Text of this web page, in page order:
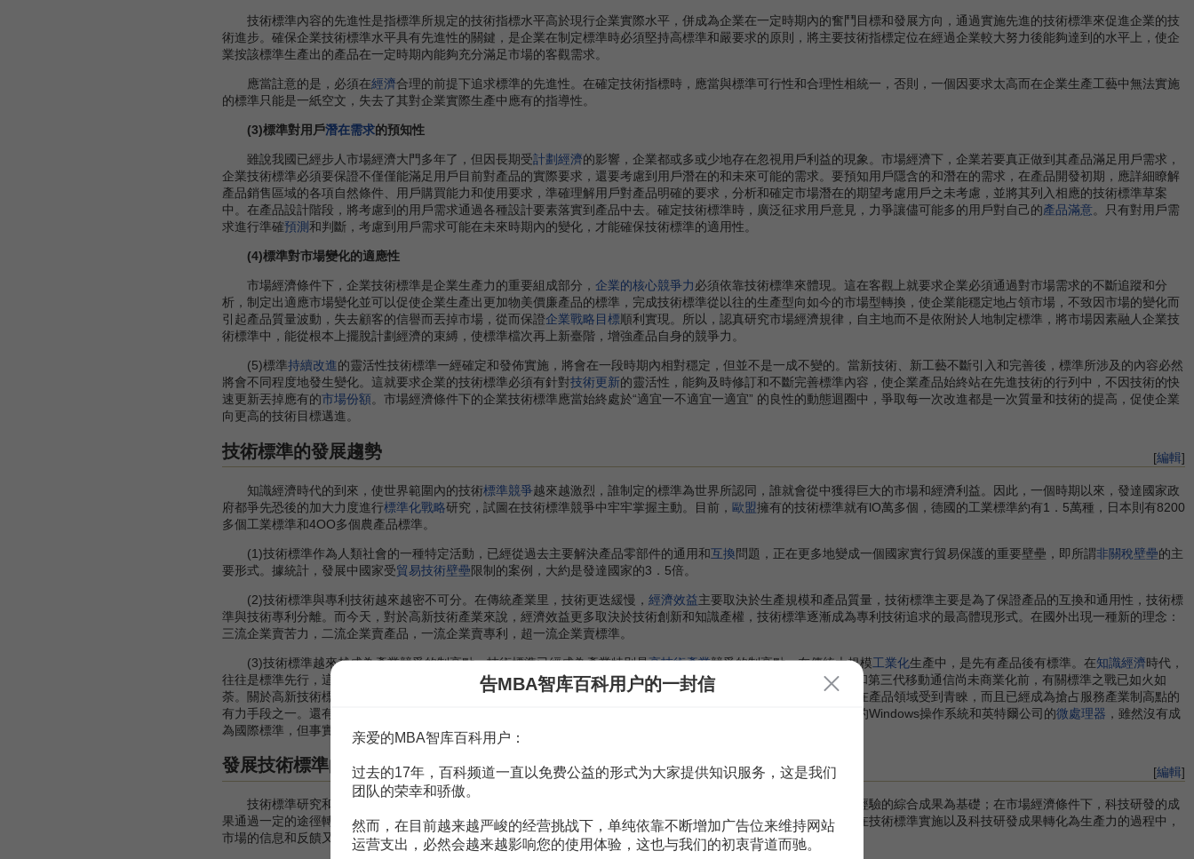
技術標準內容的先進性是指標準所規定的技術指標水平高於現行企業實際水平，併成為企業在一定時期內的奮鬥目標和發展方向，通過實施先進的技術標準來促進企業的技
術進步。確保企業技術標準水平具有先進性的關鍵，是企業在制定標準時必須堅持高標準和嚴要求的原則，將主要技術指標定位在經過企業較大努力後能夠達到的水平上，使企
業按該標準生產出的產品在一定時期內能夠充分滿足市場的客觀需求。
應當註意的是，必須在經濟合理的前提下追求標準的先進性。在確定技術指標時，應當與標準可行性和合理性相統一，否則，一個因要求太高而在企業生產工藝中無法實施
的標準只能是一紙空文，失去了其對企業實際生產中應有的指導性。
(3)標準對用戶潛在需求的預知性
雖說我國已經步人市場經濟大門多年了，但因長期受計劃經濟的影響，企業都或多或少地存在忽視用戶利益的現象。市場經濟下，企業若要真正做到其產品滿足用戶需求，
企業技術標準必須要保證不僅僅能滿足用戶目前對產品的實際要求，還要考慮到用戶潛在的和未來可能的需求。要預知用戶隱含的和潛在的需求，在產品開發初期，應詳細瞭解
產品銷售區域的各項自然條件、用戶購買能力和使用要求，準確理解用戶對產品明確的要求，分析和確定市場潛在的期望考慮用戶之未考慮，並將其列入相應的技術標準草案
中。在產品設計階段，將考慮到的用戶需求通過各種設計要素落實到產品中去。確定技術標準時，廣泛征求用戶意見，力爭讓儘可能多的用戶對自己的產品滿意。只有對用戶需
求進行準確預測和判斷，考慮到用戶需求可能在未來時期內的變化，才能確保技術標準的適用性。
(4)標準對市場變化的適應性
市場經濟條件下，企業技術標準是企業生產力的重要組成部分， 企業的核心競爭力必須依靠技術標準來體現。這在客觀上就要求企業必須通過對市場需求的不斷追蹤和分
析，制定出適應市場變化並可以促使企業生產出更加物美價廉產品的標準，完成技術標準從以往的生產型向如今的市場型轉換，使企業能穩定地占領市場，不致因市場的變化而
引起產品質量波動，失去顧客的信譽而丟掉市場，從而保證企業戰略目標順利實現。所以，認真研究市場經濟規律，自主地而不是依附於人地制定標準，將市場因素融人企業技
術標準中，能從根本上擺脫計劃經濟的束縛，使標準檔次再上新臺階，增強產品自身的競爭力。
(5)標準持續改進的靈活性技術標準一經確定和發佈實施，將會在一段時期內相對穩定，但並不是一成不變的。當新技術、新工藝不斷引入和完善後，標準所涉及的內容必然
將會不同程度地發生變化。這就要求企業的技術標準必須有針對技術更新的靈活性，能夠及時修訂和不斷完善標準內容，使企業產品始終站在先進技術的行列中，不因技術的快
速更新丟掉應有的市場份額。市場經濟條件下的企業技術標準應當始終處於“適宜一不適宜一適宜” 的良性的動態迴圈中，爭取每一次改進都是一次質量和技術的提高，促使企業
向更高的技術目標邁進。
[編輯]
技術標準的發展趨勢
知識經濟時代的到來，使世界範圍內的技術標準競爭越來越激烈，誰制定的標準為世界所認同，誰就會從中獲得巨大的市場和經濟利益。因此，一個時期以來，發達國家政
府都爭先恐後的加大力度進行標準化戰略研究，試圖在技術標準競爭中牢牢掌握主動。目前， 歐盟擁有的技術標準就有lO萬多個，德國的工業標準約有1．5萬種，日本則有8200
多個工業標準和4OO多個農產品標準。
(1)技術標準作為人類社會的一種特定活動，已經從過去主要解決產品零部件的通用和互換問題，正在更多地變成一個國家實行貿易保護的重要壁壘，即所謂非關稅壁壘的主
要形式。據統計，發展中國家受貿易技術壁壘限制的案例，大約是發達國家的3．5倍。
(2)技術標準與專利技術越來越密不可分。在傳統產業里，技術更迭緩慢， 經濟效益主要取決於生產規模和產品質量，技術標準主要是為了保證產品的互換和通用性，技術標
準與技術專利分離。而今天，對於高新技術產業來說，經濟效益更多取決於技術創新和知識產權，技術標準逐漸成為專利技術追求的最高體現形式。在國外出現一種新的理念：
三流企業賣苦力，二流企業賣產品，一流企業賣專利，超一流企業賣標準。
(3)技術標準越來越成為產業競爭的制高點。技術標準已經成為產業特別是高技術產業競爭的制高點。在傳統大規模工業化生產中，是先有產品後有標準。在知識經濟時代，
往往是標準先行，這在高技術產業領域表現猶為明顯。例如，在互聯網應用前就先有了IP協議。在高清晰度彩色電視和第三代移動通信尚未商業化前，有關標準之戰已如火如
荼。關於高新技術標準的競爭，說到底是對未來產品、未來市場和國家經濟利益的競爭。正因為如此，技術標準不僅在產品領域受到青睞，而且已經成為搶占服務產業制高點的
有力手段之一。還有一個值得註意的現象是，在國際標準之外出現了越來越多的所謂事實標準。例如，美國微軟公司的Windows操作系統和英特爾公司的微處理器 ，雖然沒有成
為國際標準，但事實上得到世界公認，並且“贏者通吃”。事實標準的出現是
[編輯]
發展技術標準的意義
技術標準研究和管理專家普遍認為，技術標準的發展與科學技術的進步密不可分。技術標準以科學、技術和實踐經驗的綜合成果為基礎；在市場經濟條件下，科技研發的成
果通過一定的途徑轉化為技術標準，通過技術標準的實施和運用，也即標準化來促進科技研發成果轉化為生產力；而在技術標準實施以及科技研發成果轉化為生產力的過程中，
市場的信息和反饋又可以反作用於技術標準的修訂改進和科技研發活動，從而促進技術標準和科技發展。
告MBA智库百科用户的一封信
亲爱的MBA智库百科用户：
过去的17年，百科频道一直以免费公益的形式为大家提供知识服务，这是我们
团队的荣幸和骄傲。
然而，在目前越来越严峻的经营挑战下，单纯依靠不断增加广告位来维持网站
运营支出，必然会越来越影响您的使用体验，这也与我们的初衷背道而驰。